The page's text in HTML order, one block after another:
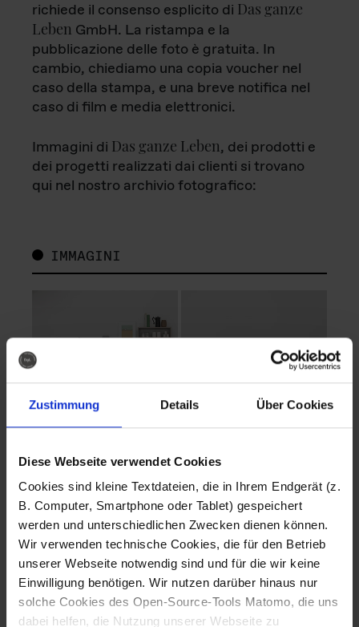
Zustimmung Details Über Cookies
Diese Webseite verwendet Cookies
Cookies sind kleine Textdateien, die in Ihrem Endgerät (z.
B. Computer, Smartphone oder Tablet) gespeichert
werden und unterschiedlichen Zwecken dienen können.
Wir verwenden technische Cookies, die für den Betrieb
unserer Webseite notwendig sind und für die wir keine
Einwilligung benötigen. Wir nutzen darüber hinaus nur
solche Cookies des Open-Source-Tools Matomo, die uns
dabei helfen, die Nutzung unserer Webseite zu
richiede il consenso esplicito di Das ganze
Leben GmbH. La ristampa e la
pubblicazione delle foto è gratuita. In
cambio, chiediamo una copia voucher nel
caso della stampa, e una breve notifica nel
caso di film e media elettronici.
Immagini di Das ganze Leben, dei prodotti e
dei progetti realizzati dai clienti si trovano
qui nel nostro archivio fotografico:
IMMAGINI
Fotografo: Lorenz
Sternbach
Download
Fotografo: Lorenz
Sternbach
Download